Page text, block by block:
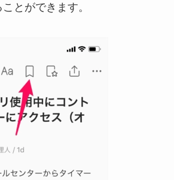
とができます。